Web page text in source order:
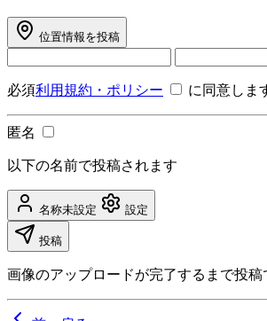
位置情報を投稿
必須利用規約・ポリシー に同意しま
匿名
以下の名前で投稿されます
名称未設定 設定
投稿
画像のアップロードが完了するまで投稿